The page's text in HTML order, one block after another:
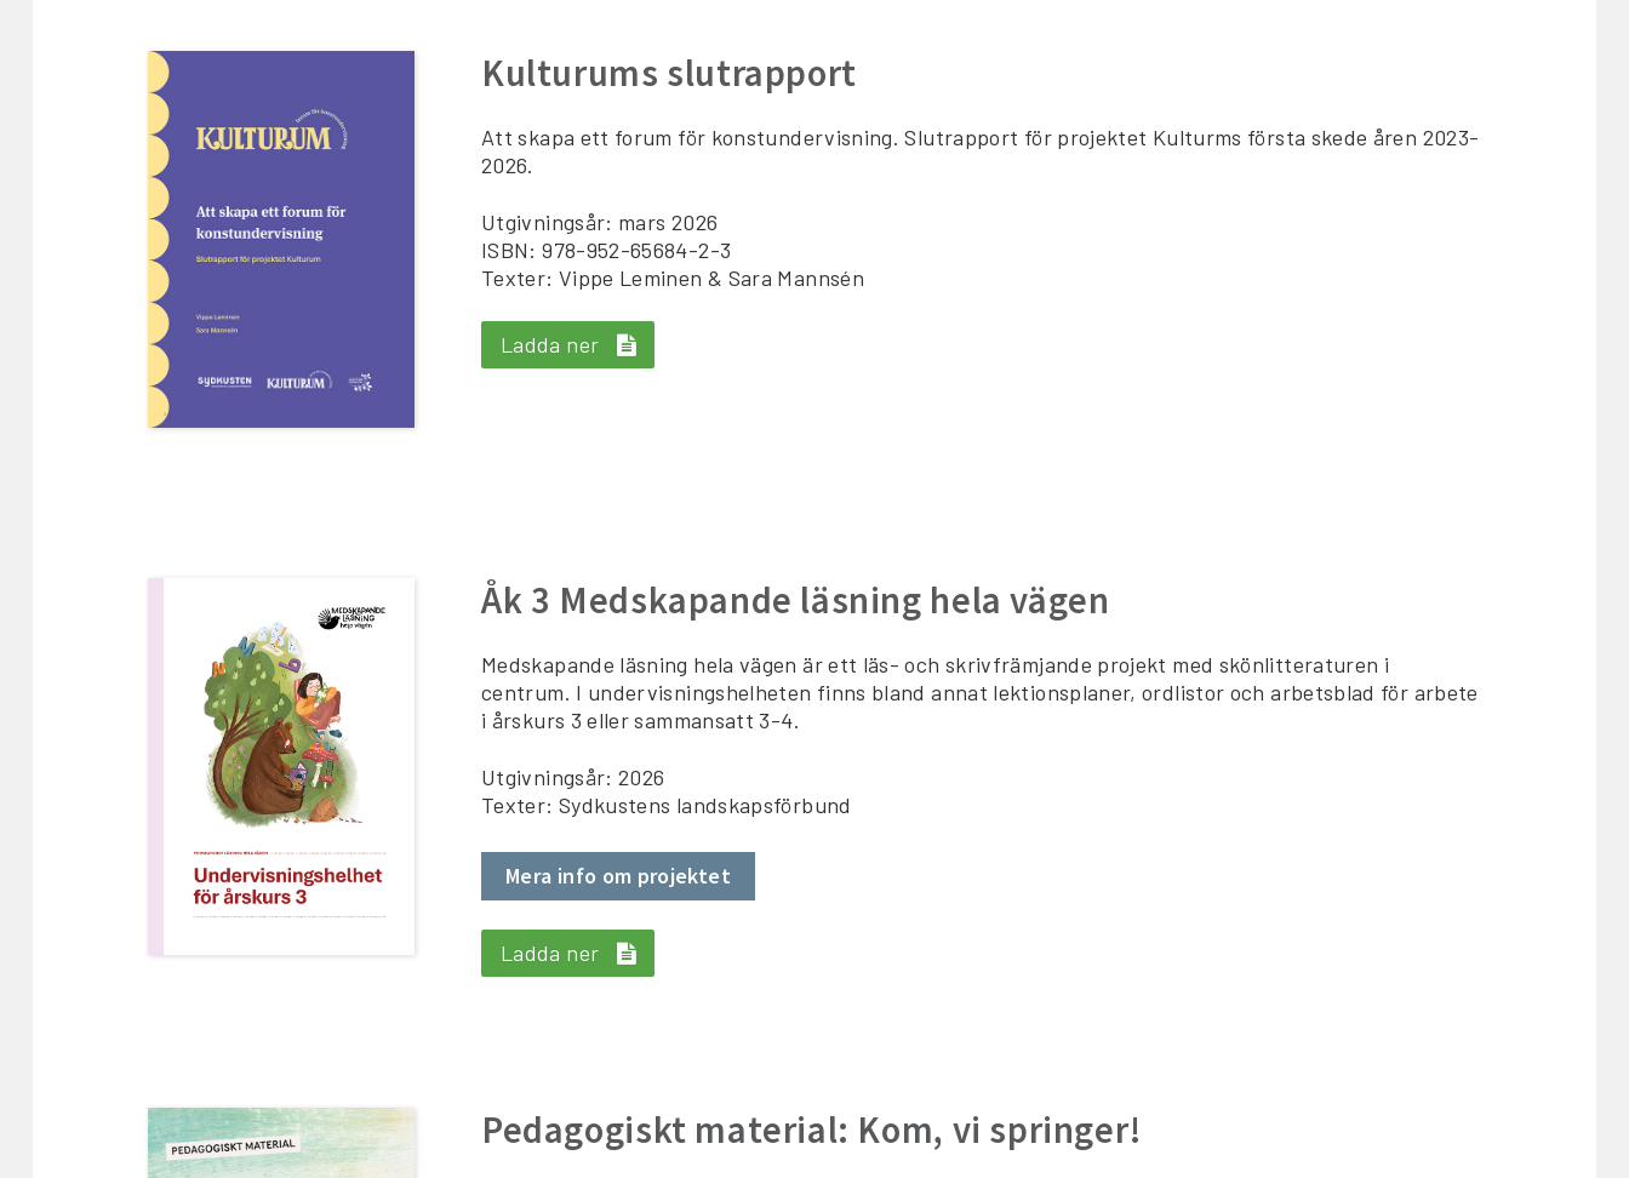
Kulturums slutrapport
Att skapa ett forum för konstundervisning. Slutrapport för projektet Kulturms första skede åren 2023-
2026.
Utgivningsår: mars 2026
ISBN: 978-952-65684-2-3
Texter: Vippe Leminen & Sara Mannsén
Ladda ner
Åk 3 Medskapande läsning hela vägen
Medskapande läsning hela vägen är ett läs- och skrivfrämjande projekt med skönlitteraturen i
centrum. I undervisningshelheten finns bland annat lektionsplaner, ordlistor och arbetsblad för arbete
i årskurs 3 eller sammansatt 3-4.
Utgivningsår: 2026
Texter: Sydkustens landskapsförbund
Mera info om projektet
Ladda ner
Pedagogiskt material: Kom, vi springer!